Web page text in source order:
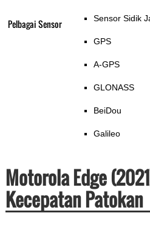
Pelbagai Sensor Sensor Sidik
GPS
A-GPS
GLONASS
BeiDou
Galileo
Motorola Edge
Kecepatan Patokan